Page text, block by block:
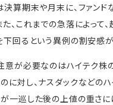
決算期末や月末に、ファ
た、これまでの急落によって
回るという異例の割安感が
意が必要なのはハイテク
に対し、ナスダックなどの
一巡した後の上値の重さに